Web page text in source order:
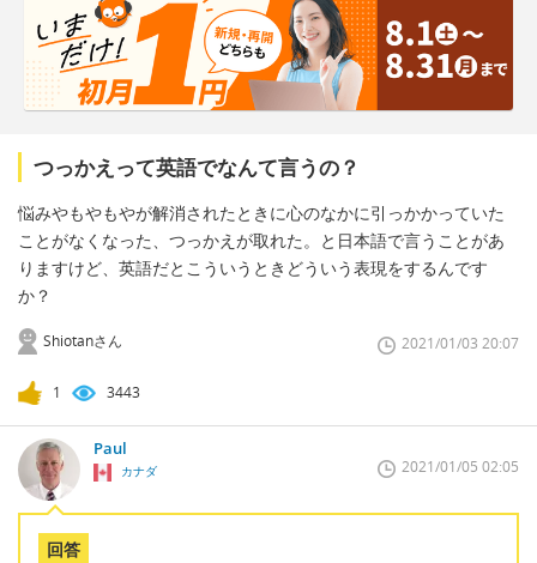
つっかえって英語でなんて言うの？
悩みやもやもやが解消されたときに心のなかに引っかかっていた
ことがなくなった、つっかえが取れた。と日本語で言うことがあ
りますけど、英語だとこういうときどういう表現をするんです
か？
Shiotanさん 2021/01/03 20:07
1 3443
Paul
カナダ 2021/01/05 02:05
回答